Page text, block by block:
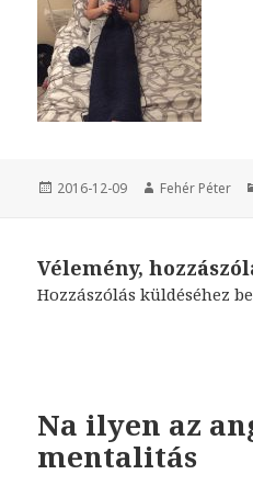
Közzétéve
2016-12-09 Szerző
Fehér Péter
Vélemény,
Hozzászólás küldéséhez
Na ilyen az
mentalitás